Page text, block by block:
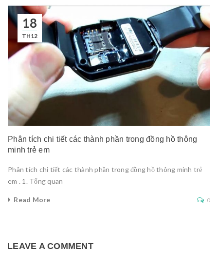
18
TH12
Phân tích chi tiết các thành phần trong đồng hồ thông
minh trẻ em
Phân tích chi tiết các thành phần trong đồng hồ thông minh trẻ
em . 1. Tổng quan
Read More 0
LEAVE A COMMENT